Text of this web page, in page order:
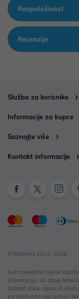
Raspoloživost
Recenzije
Služba za korisnike
Informacije za kupce
Saznajte više
Kontakt informacije
© Mikronis 2012-2026
Sve navedene cijene
informacije, ali zbog
točnost slika, opisa ili
kontaktirajte nas putem